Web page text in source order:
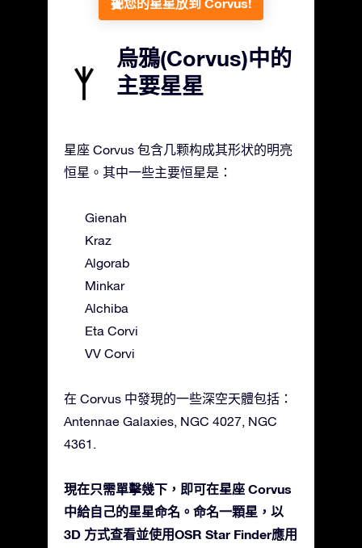
把您的星星放到 Corvus!
烏鴉(Corvus)中的
主要星星
星座 Corvus 包含几颗构成其形状的明亮
恒星。其中一些主要恒星是：
Gienah
Kraz
Algorab
Minkar
Alchiba
Eta Corvi
VV Corvi
在 Corvus 中發現的一些深空天體包括：
Antennae Galaxies, NGC 4027, NGC
4361.
現在只需單擊幾下，即可在星座 Corvus
中給自己的星星命名。命名一顆星，以
3D 方式查看並使用OSR Star Finder應用